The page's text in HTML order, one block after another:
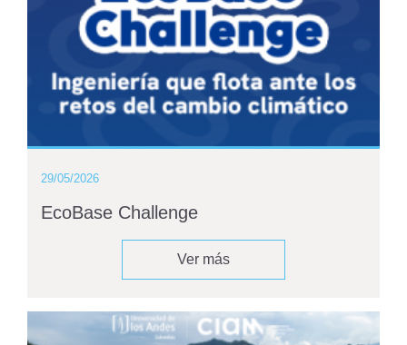
29/05/2026
EcoBase Challenge
Ver más